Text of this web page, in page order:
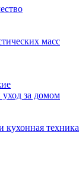
масс
за домом
кухонная техника